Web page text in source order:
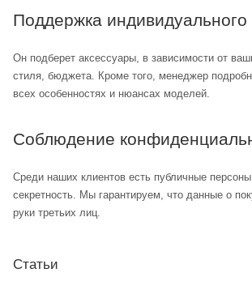
Поддержка
Он подберет аксессуары, в зависимости от
стиля, бюджета. Кроме того, менеджер
всех особенностях и нюансах моделей.
Соблюдение
Среди наших клиентов есть публичные
секретность. Мы гарантируем, что данные о
руки третьих лиц.
Статьи